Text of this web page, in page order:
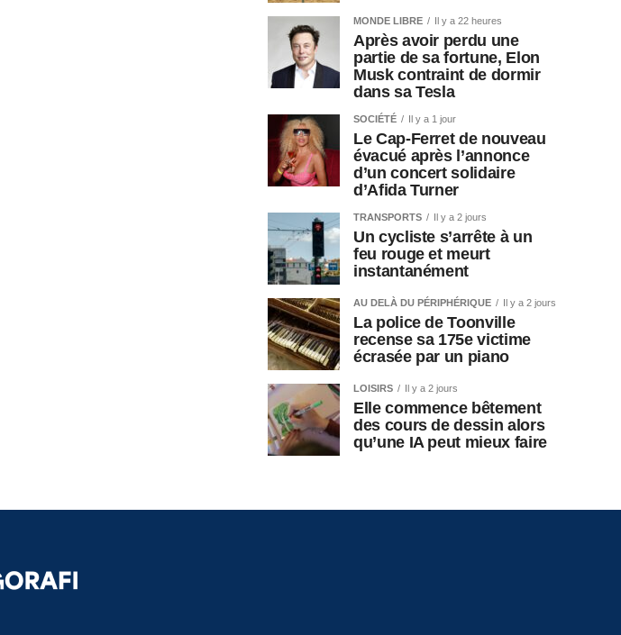
MONDE LIBRE Il y a 22 heures
Après avoir perdu une
partie de sa fortune, Elon
Musk contraint de dormir
dans sa Tesla
SOCIÉTÉ Il y a 1 jour
Le Cap-Ferret de nouveau
évacué après l’annonce
d’un concert solidaire
d’Afida Turner
TRANSPORTS Il y a 2 jours
Un cycliste s’arrête à un
feu rouge et meurt
instantanément
AU DELÀ DU PÉRIPHÉRIQUE Il y a 2 jours
La police de Toonville
recense sa 175e victime
écrasée par un piano
LOISIRS Il y a 2 jours
Elle commence bêtement
des cours de dessin alors
qu’une IA peut mieux faire